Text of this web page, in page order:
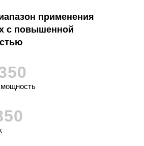
применения
с повышенной